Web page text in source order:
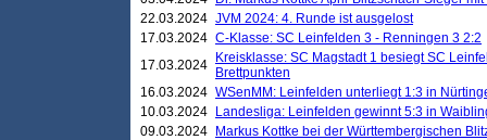
22.03.2024 JVM 2024: 4. Runde ist ausgelost
17.03.2024 C-Klasse: SC Leinfelden 3 - Renningen 3 2:2
17.03.2024
Kreisklasse: SC Magstadt 1 besiegt SC
Brettpunkten
16.03.2024 WSenMM: Leinfelden unterliegt 1:3 in
10.03.2024
Landesliga: Leinfelden gewinnt 5:3 in
09.03.2024
Markus Kottke bei der Württembergischen